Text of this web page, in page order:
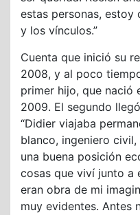
estas personas, estoy
y los vínculos.”
Cuenta que inició su
2008, y al poco
primer hijo, que nació
2009. El segundo
“Didier viajaba
blanco, ingeniero
una buena posición
cosas que viví junto a
eran obra de mi
muy evidentes. Antes